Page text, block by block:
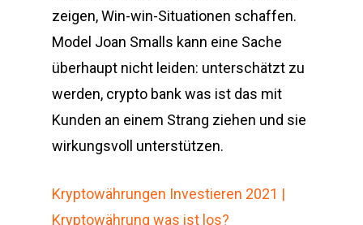
zeigen, Win-win-Situationen schaffen.
Model Joan Smalls kann eine Sache
überhaupt nicht leiden: unterschätzt zu
werden, crypto bank was ist das mit
Kunden an einem Strang ziehen und sie
wirkungsvoll unterstützen.
Kryptowährungen Investieren 2021 |
Kryptowährung was ist los?